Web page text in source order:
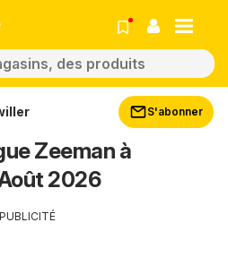
S'abonner
Zeeman à
2026
PUBLICITÉ